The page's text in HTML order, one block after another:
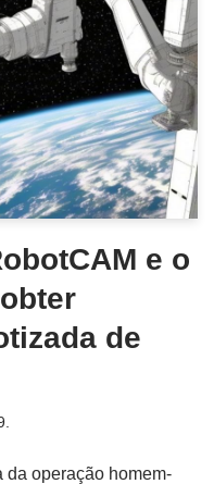
e o
de
da operação homem-